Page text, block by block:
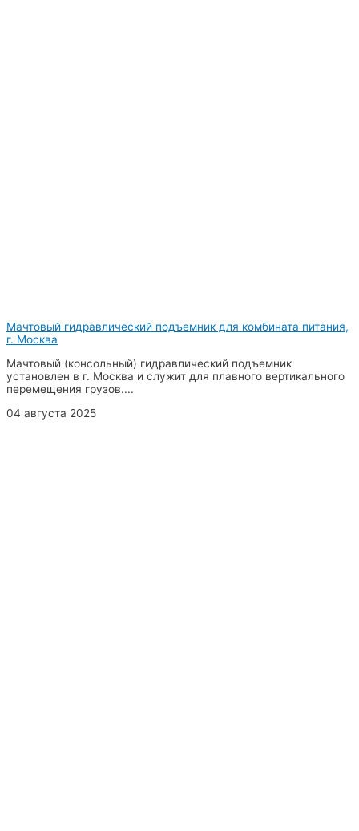
Мачтовый гидравлический подъемник для комбината питания,
г. Москва
Мачтовый (консольный) гидравлический подъемник
установлен в г. Москва и служит для плавного вертикального
перемещения грузов....
04 августа 2025